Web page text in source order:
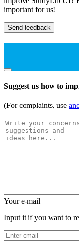
important for us!
Send feedback
Suggest us how to
(For complaints, use
Your e-mail
Input it if you want to